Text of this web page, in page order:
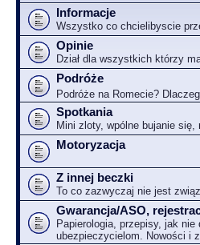
Informacje
Wszystko co chcielibyscie
Opinie
Dział dla wszystkich którzy
Podróże
Podróże na Romecie?
Spotkania
Mini zloty, wpólne bujanie się,
Motoryzacja
Z innej beczki
To co zazwyczaj nie jest
Gwarancja/ASO,
Papierologia, przepisy, jak
ubezpieczycielom. Nowości i